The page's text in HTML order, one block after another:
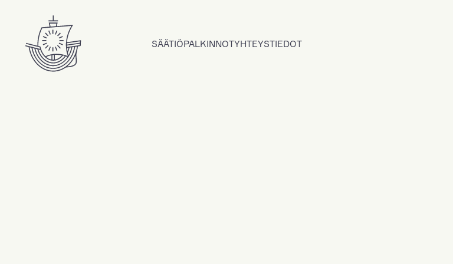
SÄÄTIÖPALKINNOTYHTEYSTIEDOT